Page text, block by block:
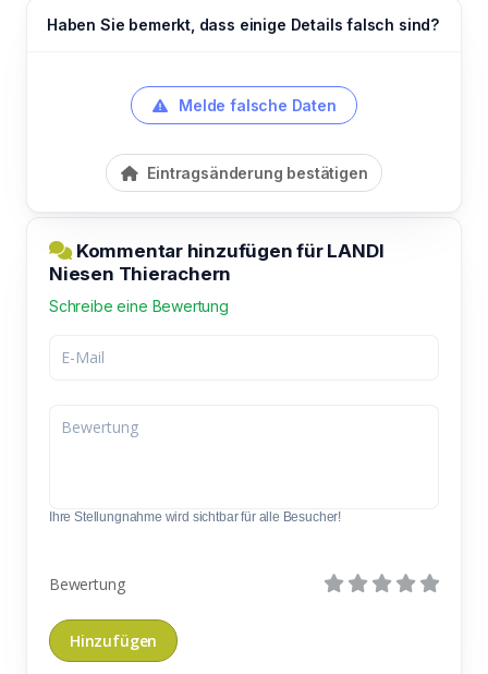
Haben Sie bemerkt, dass einige Details falsch sind?
Melde falsche Daten
Eintragsänderung bestätigen
Kommentar hinzufügen für LANDI
Niesen Thierachern
Schreibe eine Bewertung
Ihre Stellungnahme wird sichtbar für alle Besucher!
Bewertung